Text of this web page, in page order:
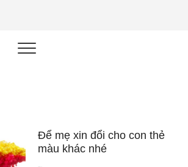
nhân trong
thời đại AI
Để mẹ xin đổi cho con thẻ
màu khác nhé